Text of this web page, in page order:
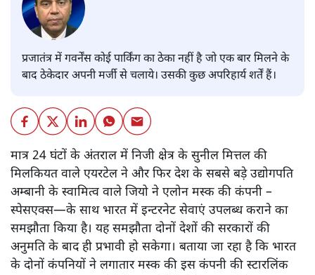
प्रजातंत्र में गवर्नेंस कोई पार्किंग का ठेका नहीं है जो एक बार मिलने के
बाद ठेकेदार अपनी मर्जी से चलाये। उसकी कुछ अपरिहार्य शर्तें हैं।
मात्र 24 घंटों के अंतराल में निजी क्षेत्र के सुनील मित्तल की
मिलकियत वाले एयरटेल ने और फिर देश के सबसे बड़े उद्योगपति
अम्बानी के स्वामित्व वाले जियो ने एलोन मस्क की कंपनी –
स्पेसएक्स—के साथ भारत में इन्टरनेट सेवाएं उपलब्ध कराने का
समझौता किया है। यह समझौता दोनों देशों की सरकारों की
अनुमति के बाद ही प्रभावी हो सकेगा। बताया जा रहा है कि भारत
के दोनों कंपनियों ने लगातार मस्क की इस कंपनी की स्टारलिंक